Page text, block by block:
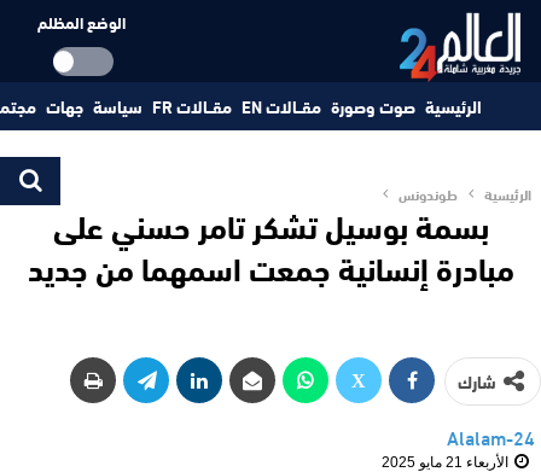
الوضع المظلم
الرئيسية صوت وصورة مقــالات EN مقــالات FR سياسة جهات
الرئيسية طوندونس
بسمة بوسيل تشكر تامر حسني على
مبادرة إنسانية جمعت اسمهما من جديد
شارك
Alalam-24
الأربعاء 21 مايو 2025